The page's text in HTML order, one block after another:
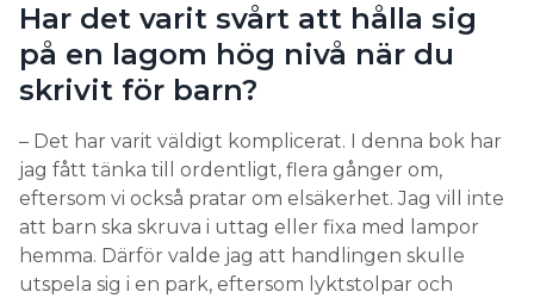
Har det varit svårt att hålla sig
på en lagom hög nivå när du
skrivit för barn?
– Det har varit väldigt komplicerat. I denna bok har
jag fått tänka till ordentligt, flera gånger om,
eftersom vi också pratar om elsäkerhet. Jag vill inte
att barn ska skruva i uttag eller fixa med lampor
hemma. Därför valde jag att handlingen skulle
utspela sig i en park, eftersom lyktstolpar och